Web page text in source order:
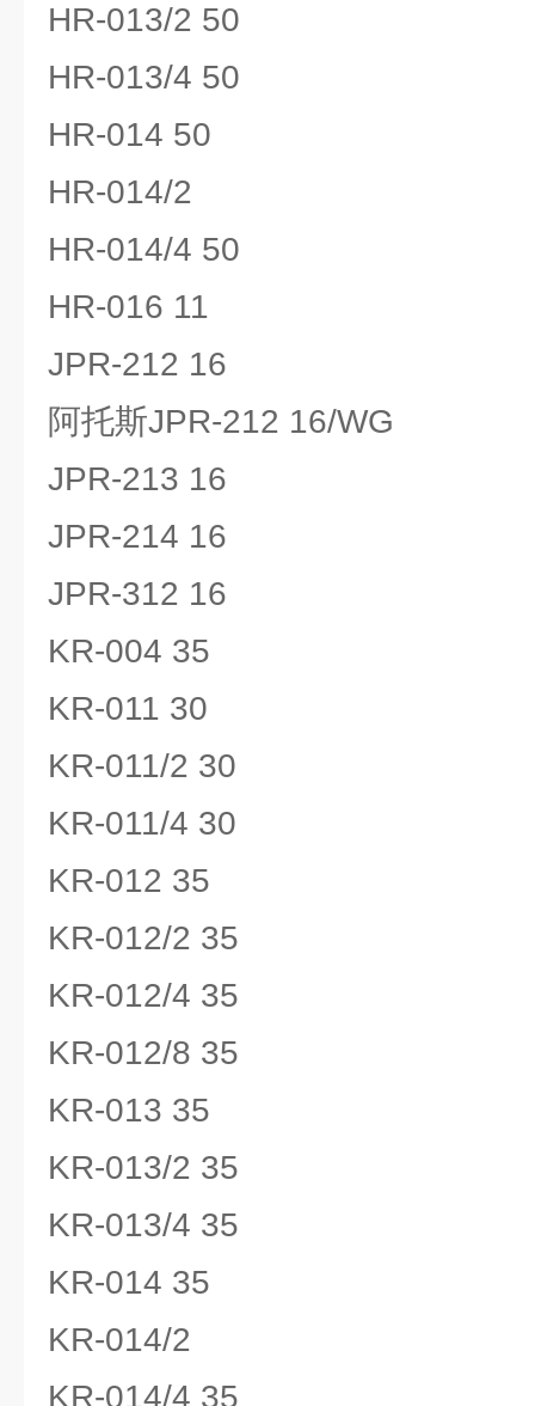
HR-013/2 50
HR-013/4 50
HR-014 50
HR-014/2
HR-014/4 50
HR-016 11
JPR-212 16
阿托斯JPR-212 16/WG
JPR-213 16
JPR-214 16
JPR-312 16
KR-004 35
KR-011 30
KR-011/2 30
KR-011/4 30
KR-012 35
KR-012/2 35
KR-012/4 35
KR-012/8 35
KR-013 35
KR-013/2 35
KR-013/4 35
KR-014 35
KR-014/2
KR-014/4 35